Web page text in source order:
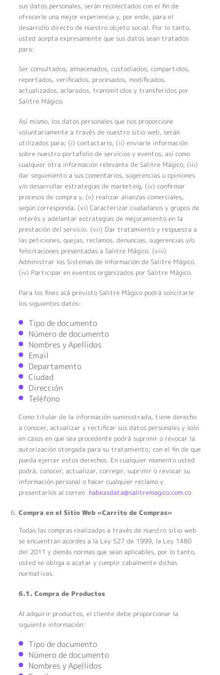
sus datos personales, serán recolectados con el fin de
ofrecerle una mejor experiencia y, por ende, para el
desarrollo directo de nuestro objeto social. Por lo tanto,
usted acepta expresamente que sus datos sean tratados
para:
Ser consultados, almacenados, custodiados, compartidos,
reportados, verificados, procesados, modificados,
actualizados, aclarados, transmitidos y transferidos por
Salitre Mágico.
Así mismo, los datos personales que nos proporcione
voluntariamente a través de nuestro sitio web, serán
utilizados para; (i) contactarlo, (ii) enviarle información
sobre nuestro portafolio de servicios y eventos, así como
cualquier otra información relevante de Salitre Mágico, (iii)
dar seguimiento a sus comentarios, sugerencias u opiniones
y/o desarrollar estrategias de marketing, (iv) confirmar
procesos de compra y, (v) realizar alianzas comerciales,
según corresponda. (vi) Caracterizar ciudadanos y grupos de
interés y adelantar estrategias de mejoramiento en la
prestación del servicio. (vii) Dar tratamiento y respuesta a
las peticiones, quejas, reclamos, denuncias, sugerencias y/o
felicitaciones presentadas a Salitre Mágico. (viii)
Administrar los Sistemas de Información de Salitre Mágico.
(iv) Participar en eventos organizados por Salitre Mágico.
Para los fines acá previsto Salitre Mágico podrá solicitarle
los siguientes datos:
Tipo de documento
Número de documento
Nombres y Apellidos
Email
Departamento
Ciudad
Dirección
Teléfono
Como titular de la información suministrada, tiene derecho
a conocer, actualizar y rectificar sus datos personales y solo
en casos en que sea procedente podrá suprimir o revocar la
autorización otorgada para su tratamiento; con el fin de que
pueda ejercer estos derechos. En cualquier momento usted
podrá, conocer, actualizar, corregir, suprimir o revocar su
información personal o hacer cualquier reclamo y
presentarlos al correo habeasdata@salitremagico.com.co.
Compra en el Sitio Web «Carrito de Compras»
Todas las compras realizadas a través de nuestro sitio web
se encuentran acordes a la Ley 527 de 1999, la Ley 1480
del 2011 y demás normas que sean aplicables, por lo tanto,
usted se obliga a acatar y cumplir cabalmente dichas
normativas.
6.1. Compra de Productos
Al adquirir productos, el cliente debe proporcionar la
siguiente información:
Tipo de documento
Número de documento
Nombres y Apellidos